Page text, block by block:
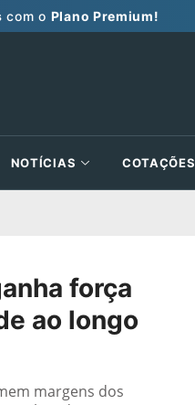
com o Plano Premium!
NOTÍCIAS COTAÇÕES
força
ao longo
margens dos